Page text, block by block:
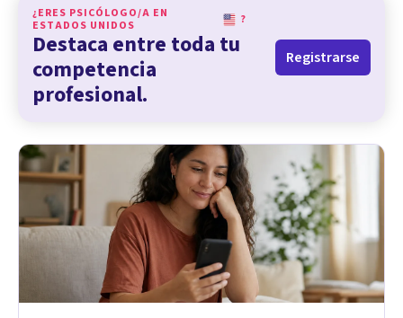
¿ERES PSICÓLOGO/A EN
ESTADOS UNIDOS
?
Destaca entre toda tu
competencia
profesional.
Registrarse